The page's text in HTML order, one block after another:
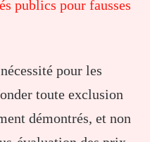
publics pour fausses
pour les
toute exclusion
démontrés, et non